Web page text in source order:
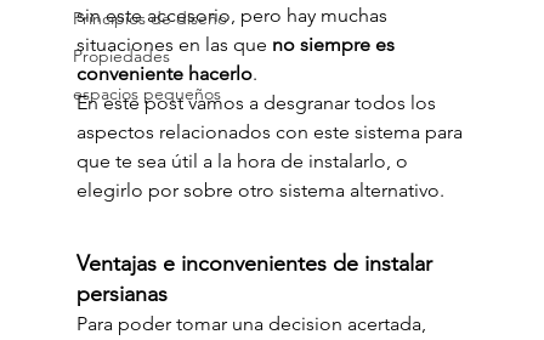
Principios de diseño
Propiedades
espacios pequeños
sin este accesorio, pero hay muchas
situaciones en las que no siempre es
conveniente hacerlo.
En este post vamos a desgranar todos los
aspectos relacionados con este sistema para
que te sea útil a la hora de instalarlo, o
elegirlo por sobre otro sistema alternativo.
Ventajas e inconvenientes de instalar
persianas
Para poder tomar una decision acertada,